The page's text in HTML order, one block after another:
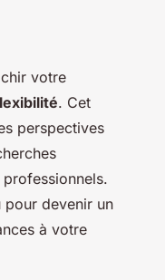
votre
. Cet
perspectives
pour devenir un
à votre